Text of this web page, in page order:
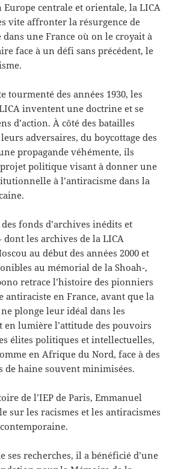
centrale et orientale, la LICA
vite affronter la résurgence de
dans une France où on le croyait à
face à un défi sans précédent, le
tourmenté des années 1930, les
inventent une doctrine et se
d’action. À côté des batailles
adversaires, du boycottage des
propagande véhémente, ils
politique visant à donner une
à l’antiracisme dans la
des fonds d’archives inédits et
dont les archives de la LICA
au début des années 2000 et
au mémorial de la Shoah-,
retrace l’histoire des pionniers
en France, avant que la
plonge leur idéal dans les
en lumière l’attitude des pouvoirs
élites politiques et intellectuelles,
en Afrique du Nord, face à des
de haine souvent minimisées.
de l’IEP de Paris, Emmanuel
sur les racismes et les antiracismes
ses recherches, il a bénéficié d’une